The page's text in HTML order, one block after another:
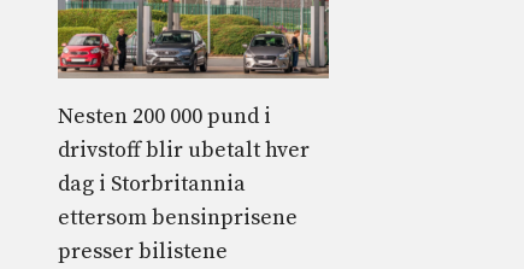
Nesten 200 000 pund i
drivstoff blir ubetalt hver
dag i Storbritannia
ettersom bensinprisene
presser bilistene